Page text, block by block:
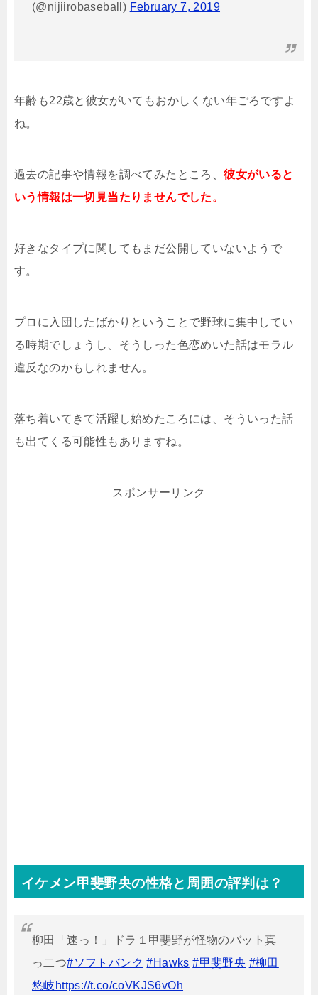
(@nijiirobaseball) February 7, 2019
年齢も22歳と彼女がいてもおかしくない年ごろですよ
ね。
過去の記事や情報を調べてみたところ、彼女がいると
いう情報は一切見当たりませんでした。
好きなタイプに関してもまだ公開していないようで
す。
プロに入団したばかりということで野球に集中してい
る時期でしょうし、そうしった色恋めいた話はモラル
違反なのかもしれません。
落ち着いてきて活躍し始めたころには、そういった話
も出てくる可能性もありますね。
スポンサーリンク
イケメン甲斐野央の性格と周囲の評判は？
柳田「速っ！」ドラ１甲斐野が怪物のバット真
っ二つ#ソフトバンク #Hawks #甲斐野央 #柳田
悠岐 https://t.co/coVKJS6vOh